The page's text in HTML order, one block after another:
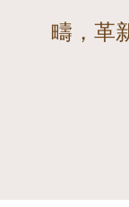
疇，革